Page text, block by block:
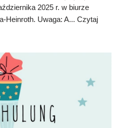
2025 r. w biurze
Heinroth. Uwaga: A... Czytaj